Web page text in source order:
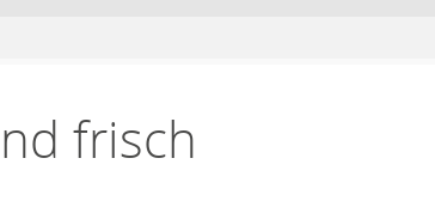
frisch